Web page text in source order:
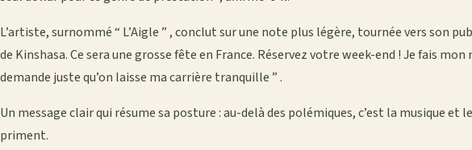
L’artiste, surnommé “ L’Aigle ” , conclut sur une note plus légère, tournée vers son
de Kinshasa. Ce sera une grosse fête en France. Réservez votre week-end ! Je fais
demande juste qu’on laisse ma carrière tranquille ” .
Un message clair qui résume sa posture : au-delà des polémiques, c’est la musique et
priment.